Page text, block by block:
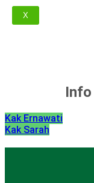
X
Kak Ernawati
Kak Sarah